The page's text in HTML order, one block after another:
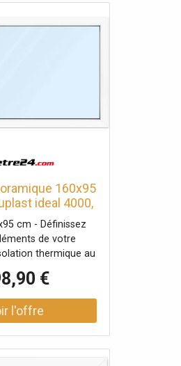
160x95
ideal 4000,
mm, blanc,
1 vantail, double
cm - Définissez
de votre
thermique au
vos besoins -
inclus.
€